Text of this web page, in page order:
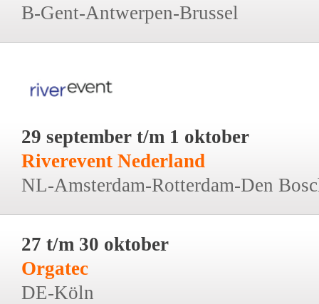
B-Gent-Antwerpen-Brussel
29 september t/m 1 oktober
Riverevent Nederland
NL-Amsterdam-Rotterdam-Den
27 t/m 30 oktober
Orgatec
DE-Köln